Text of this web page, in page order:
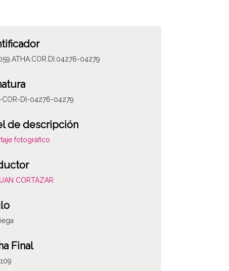
04279
COR-DI-04276-04279
de descripción
fotográfico
CORTÁZAR
Final